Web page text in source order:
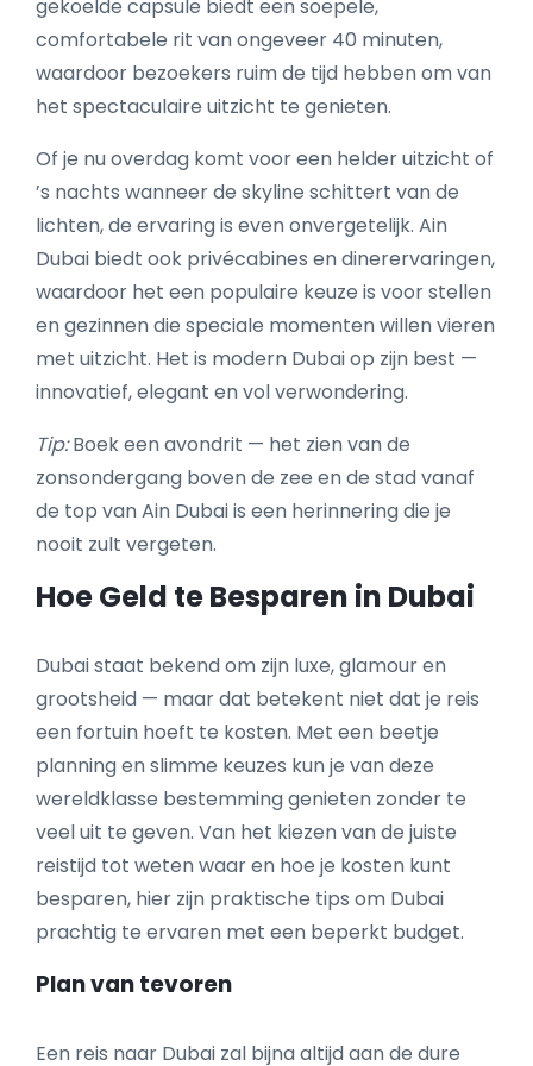
gekoelde capsule biedt een soepele,
comfortabele rit van ongeveer 40 minuten,
waardoor bezoekers ruim de tijd hebben om van
het spectaculaire uitzicht te genieten.
Of je nu overdag komt voor een helder uitzicht of
’s nachts wanneer de skyline schittert van de
lichten, de ervaring is even onvergetelijk. Ain
Dubai biedt ook privécabines en dinerervaringen,
waardoor het een populaire keuze is voor stellen
en gezinnen die speciale momenten willen vieren
met uitzicht. Het is modern Dubai op zijn best —
innovatief, elegant en vol verwondering.
Tip:Boek een avondrit — het zien van de
zonsondergang boven de zee en de stad vanaf
de top van Ain Dubai is een herinnering die je
nooit zult vergeten.
Hoe Geld te Besparen in Dubai
Dubai staat bekend om zijn luxe, glamour en
grootsheid — maar dat betekent niet dat je reis
een fortuin hoeft te kosten. Met een beetje
planning en slimme keuzes kun je van deze
wereldklasse bestemming genieten zonder te
veel uit te geven. Van het kiezen van de juiste
reistijd tot weten waar en hoe je kosten kunt
besparen, hier zijn praktische tips om Dubai
prachtig te ervaren met een beperkt budget.
Plan van tevoren
Een reis naar Dubai zal bijna altijd aan de dure